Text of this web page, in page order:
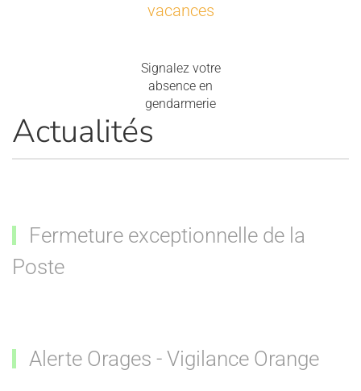
vacances
Signalez votre
absence en
gendarmerie
Actualités
Fermeture exceptionnelle de la
Poste
Alerte Orages - Vigilance Orange